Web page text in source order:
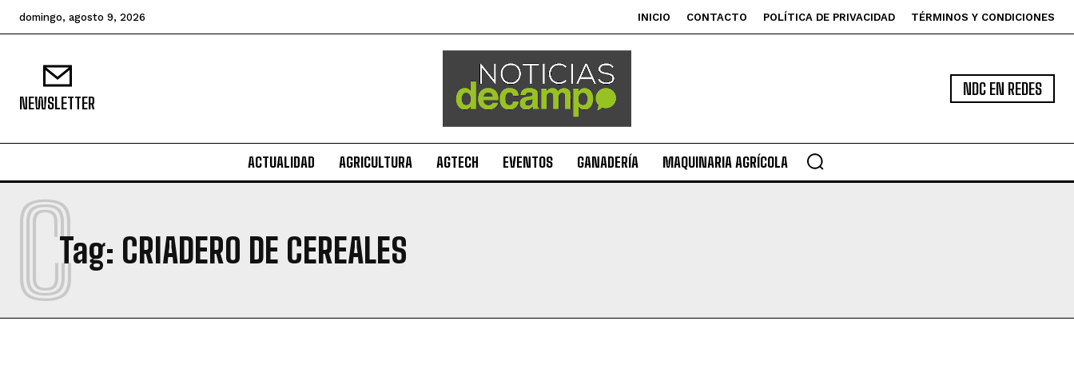
domingo, agosto 9, 2026 INICIO CONTACTO POLÍTICA DE PRIVACIDAD TÉRMINOS Y CONDICIONES
NEWSLETTER
NDC EN REDES
ACTUALIDAD AGRICULTURA AGTECH EVENTOS GANADERÍA MAQUINARIA AGRÍCOLA
Tag: CRIADERO DE CEREALES
C